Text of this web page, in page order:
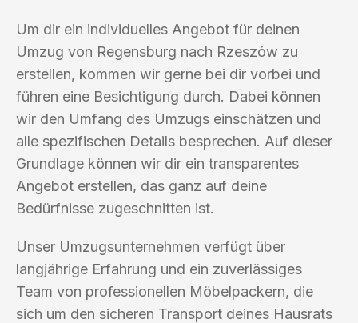
Um dir ein individuelles Angebot für deinen
Umzug von Regensburg nach Rzeszów zu
erstellen, kommen wir gerne bei dir vorbei und
führen eine Besichtigung durch. Dabei können
wir den Umfang des Umzugs einschätzen und
alle spezifischen Details besprechen. Auf dieser
Grundlage können wir dir ein transparentes
Angebot erstellen, das ganz auf deine
Bedürfnisse zugeschnitten ist.
Unser Umzugsunternehmen verfügt über
langjährige Erfahrung und ein zuverlässiges
Team von professionellen Möbelpackern, die
sich um den sicheren Transport deines Hausrats